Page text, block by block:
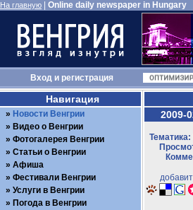
На главную Online daily newspaper in Hungary
Входи регистрация
2009-
Навигация
Новости Венгрии
Видео о Венгрии
Фотогалерея Венгрии
Статьи о Венгрии
Афиша
Фестивали Венгрии
Услуги в Венгрии
Погода в Венгрии